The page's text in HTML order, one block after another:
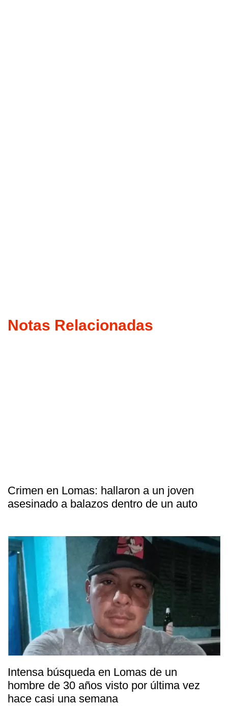
Notas Relacionadas
Crimen en Lomas: hallaron a un joven
asesinado a balazos dentro de un auto
Intensa búsqueda en Lomas de un
hombre de 30 años visto por última vez
hace casi una semana